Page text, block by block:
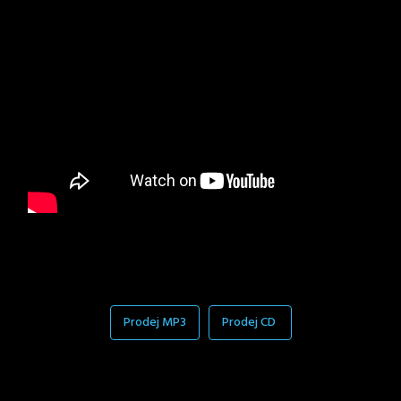
Prodej MP3 Prodej CD